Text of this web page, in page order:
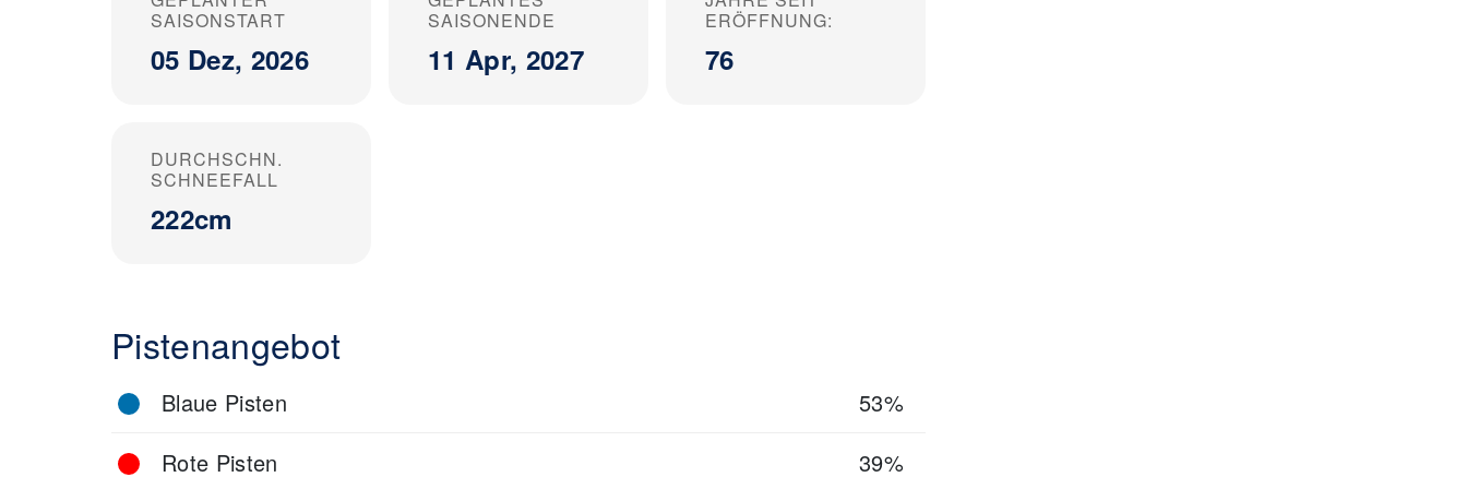
SAISONSTART
05 Dez, 2026
SAISONENDE
11 Apr, 2027
ERÖFFNUNG:
76
DURCHSCHN.
SCHNEEFALL
222cm
Pistenangebot
Blaue Pisten
53%
Rote Pisten
39%